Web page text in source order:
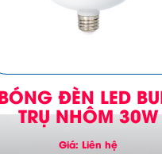
ĐÈN LED
TRỤ NHÔM 30W
Giá: Liên hệ